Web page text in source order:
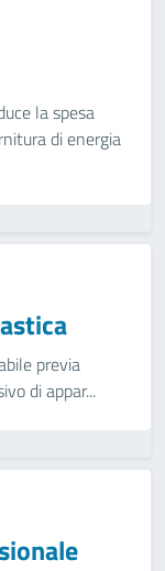
la spesa
di energia
previa
di appar...